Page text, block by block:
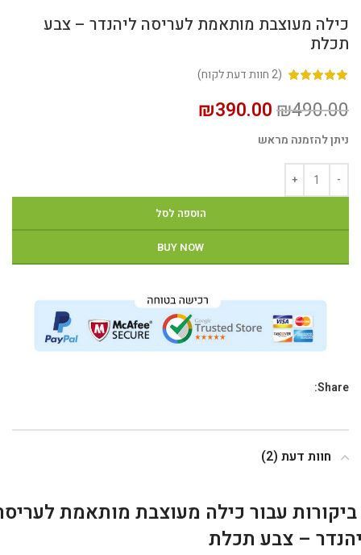
כילה מעוצבת מותאמת לעריסה ליהנדר – צבע
תכלת
(
2חוות דעת לקוח)
₪490.00
₪390.00
ניתן להזמנה מראש
הוספה לסל
BUY NOW
Share:
חוות דעת (2)
כילה מעוצבת מותאמת
– צבע תכלת